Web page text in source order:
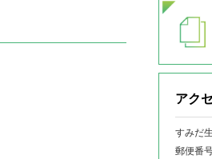
アク
すみだ
郵便番